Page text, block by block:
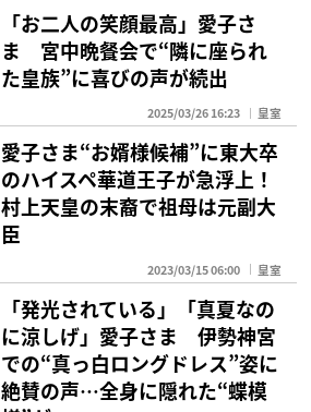
「お二人の笑顔最高」愛子さ
ま 宮中晩餐会で“隣に座られ
た皇族”に喜びの声が続出
2025/03/26 16:23 皇室
愛子さま“お婿様候補”に東大卒
のハイスペ華道王子が急浮上！
村上天皇の末裔で祖母は元副大
臣
2023/03/15 06:00 皇室
「発光されている」「真夏なの
に涼しげ」愛子さま 伊勢神宮
での“真っ白ロングドレス”姿に
絶賛の声…全身に隠れた“蝶模